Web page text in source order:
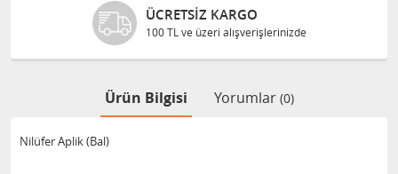
ÜCRETSIZ KARGO
100 TL ve üzeri alışverişlerinizde
Ürün Bilgisi Yorumlar (0)
Nilüfer Aplik (Bal)